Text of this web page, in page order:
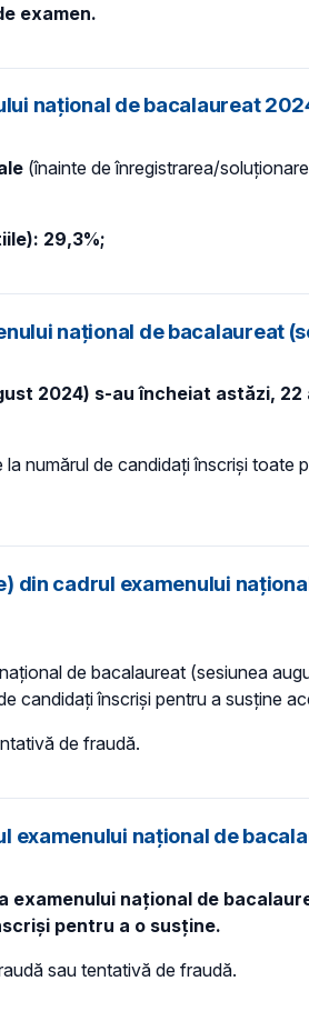
examen.
național de bacalaureat
(înainte de înregistrarea/
29,3%;
național de bacalaureat
2024) s-au încheiat astăzi, 22
la numărul de candidați înscriși toate
cadrul examenului
de bacalaureat (sesiunea
candidați înscriși pentru a susține
de fraudă.
național de
examenului național de
pentru a o susține.
sau tentativă de fraudă.